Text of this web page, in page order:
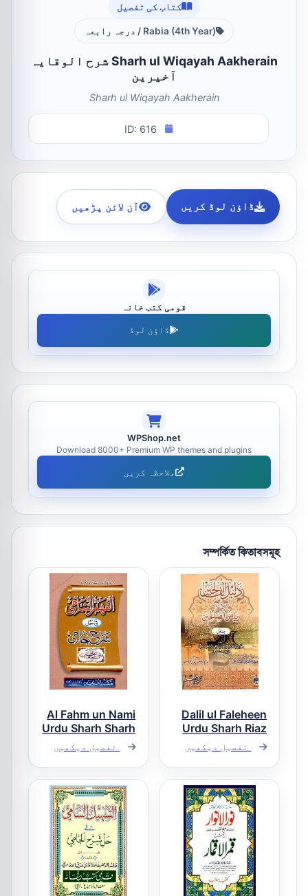
کتاب کی تفصیل
Rabia (4th Year) / درجہ رابعہ
Sharh ul Wiqayah Aakherain شرح الوقایہ
آخیرین
Sharh ul Wiqayah Aakherain
ID: 616
ڈاؤن لوڈ کریں آن لائن پڑھیں
قومی کتب خانہ
ڈاؤن لوڈ
WPShop.net
Download 8000+ Premium WP themes and plugins
ملاحظہ کریں
সম্পর্কিত কিতাবসমূহ
Dalil ul Faleheen
Urdu Sharh Riaz
Us Saleheen
دلیل الفالحین
اردو شرح ریاض
الصالحین
تفصیل دیکھیں
Al Fahm un Nami
Urdu Sharh Sharh
Ul Jami الفھم
النامی اردو
شرح شرح الجامی
تفصیل دیکھیں